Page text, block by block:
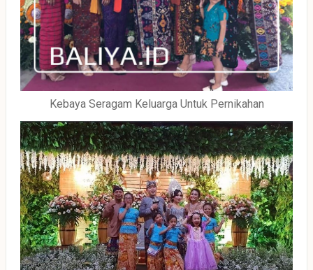
Kebaya Seragam Keluarga Untuk Pernikahan